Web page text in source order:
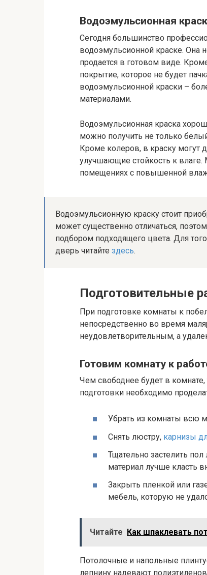
Водоэмульсионная
Сегодня большинство
водоэмульсионной краске. Она
продается в готовом виде.
покрытие, которое не будет
водоэмульсионной краски –
материалами.
Водоэмульсионная краска
можно получить не только
Кроме колеров, в краску могут
улучшающие стойкость к
помещениях с повышенной
Водоэмульсионную краску стоит
может существенно отличаться,
подбором подходящего цвета. Для
дверь читайте здесь.
Подготовительные
При подготовке комнаты к
непосредственно во время
неудовлетворительным, а
Готовим комнату к
Чем свободнее будет в комнате,
подготовки необходимо
Убрать из комнаты всю
Снять люстру, карнизы
Тщательно застелить
материал лучше класть
Закрыть пленкой или
мебель, которую не
Читайте Как шпаклевать
Потолочные и напольные
лепнину надевают